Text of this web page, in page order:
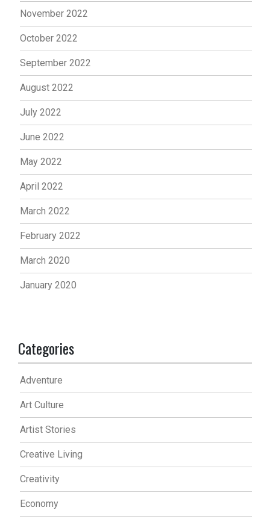
November 2022
October 2022
September 2022
August 2022
July 2022
June 2022
May 2022
April 2022
March 2022
February 2022
March 2020
January 2020
Categories
Adventure
Art Culture
Artist Stories
Creative Living
Creativity
Economy